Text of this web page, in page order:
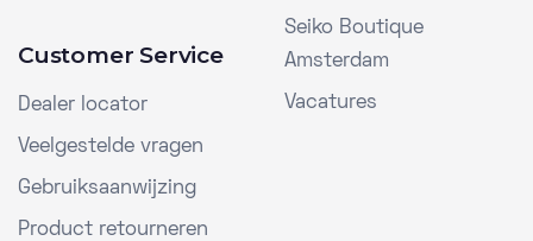
Customer Service
Dealer locator
Veelgestelde vragen
Gebruiksaanwijzing
Product retourneren
Seiko Boutique
Amsterdam
Vacatures